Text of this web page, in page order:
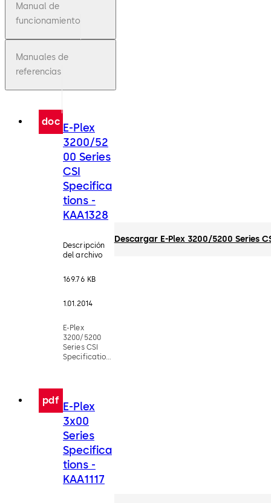
Manual de
funcionamiento
Manuales de
referencias
doc E-Plex
3200/52
00 Series
CSI
Specifica
tions -
KAA1328
Descripción
del archivo
169.76 KB
1.01.2014
E-Plex
3200/5200
Series CSI
Specifications
Descargar E-Plex 3200/5200 Series
pdf E-Plex
3x00
Series
Specifica
tions -
KAA1117